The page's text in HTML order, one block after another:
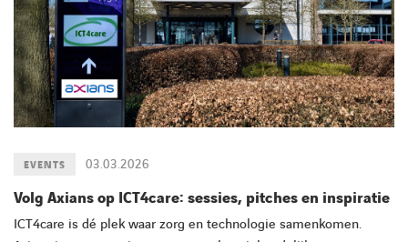
03.03.2026
EVENTS
Volg Axians op ICT4care: sessies, pitches en inspiratie
ICT4care is dé plek waar zorg en technologie samenkomen.